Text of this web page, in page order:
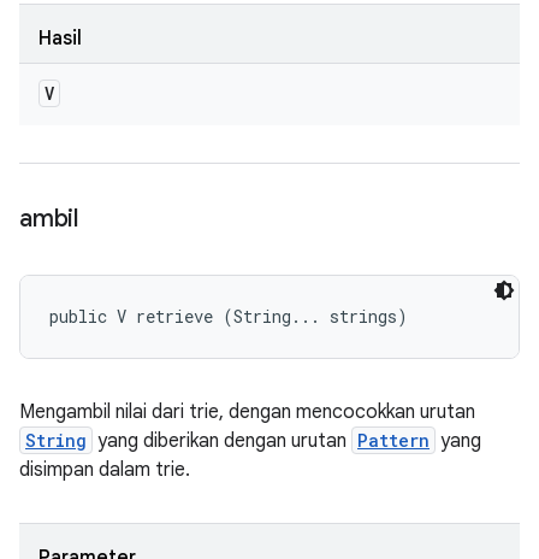
Hasil
V
ambil
public V retrieve (String... strings)
Mengambil nilai dari trie, dengan mencocokkan urutan
String yang diberikan dengan urutan Pattern yang
disimpan dalam trie.